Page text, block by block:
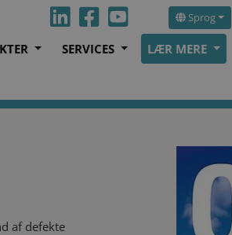
Sprog
SERVICES LÆR MERE
af defekte